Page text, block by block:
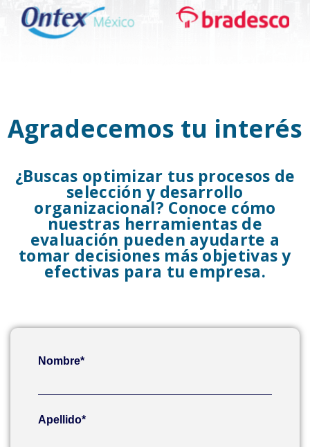
Agradecemos tu interés
¿Buscas optimizar tus procesos de
selección y desarrollo
organizacional? Conoce cómo
nuestras herramientas de
evaluación pueden ayudarte a
tomar decisiones más objetivas y
efectivas para tu empresa.
Nombre*
Apellido*